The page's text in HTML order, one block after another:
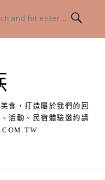
食，打造屬於我們的回
活動、民宿體驗邀約請